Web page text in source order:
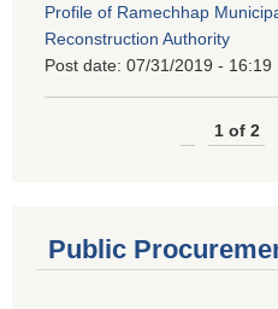
Profile of Ramechhap
Reconstruction Authority
Post date: 07/31/2019 - 16:19
1 of 2
Public